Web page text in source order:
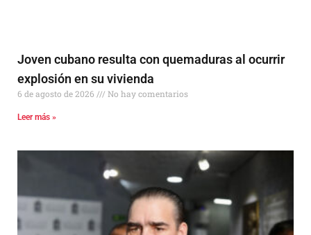
Joven cubano resulta con quemaduras al ocurrir
explosión en su vivienda
6 de agosto de 2026 No hay comentarios
Leer más »